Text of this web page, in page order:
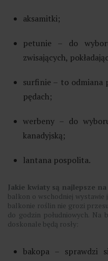
aksamitki;
petunie – do
zwisających,
surfinie – to odmiana
pędach;
werbeny – do
kanadyjską;
lantana pospolita.
Jakie kwiaty są najlepsze
balkon o wschodniej wystawie
balkonie roślin nie grozi
do godzin południowych. Na
doskonale będą rosły:
bakopa – sprawdzi